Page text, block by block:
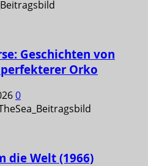
Geschichten von
perfekterer Orko
0
die Welt (1966)